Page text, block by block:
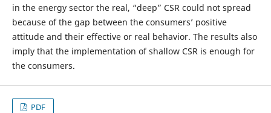
in the energy sector the real, “deep” CSR could not spread
because of the gap between the consumers’ positive
attitude and their effective or real behavior. The results also
imply that the implementation of shallow CSR is enough for
the consumers.
PDF